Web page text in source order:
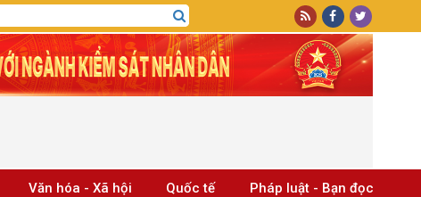
Văn hóa - Xã hội Quốc tế Pháp luật - Bạn đọc